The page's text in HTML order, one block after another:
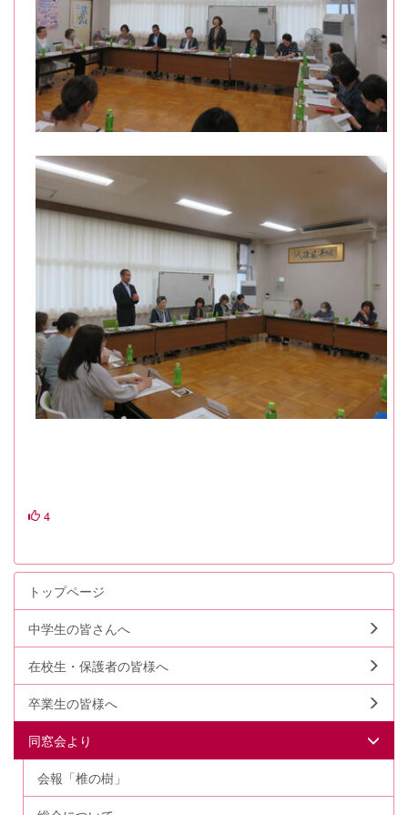
4
トップページ
中学生の皆さんへ
在校生・保護者の皆様へ
卒業生の皆様へ
同窓会より
会報「椎の樹」